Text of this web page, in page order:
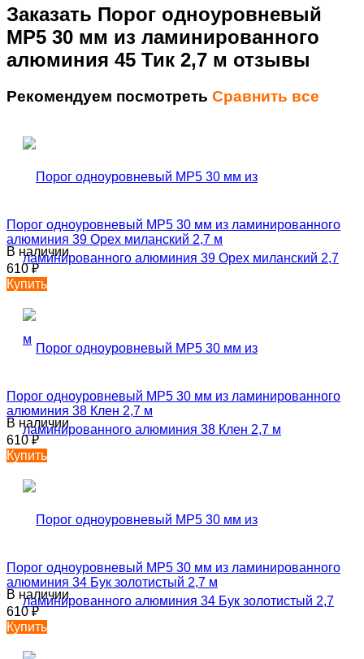
Заказать Порог одноуровневый
MP5 30 мм из ламинированного
алюминия 45 Тик 2,7 м отзывы
Рекомендуем посмотреть Сравнить все
Порог одноуровневый MP5 30 мм из ламинированного
алюминия 39 Орех миланский 2,7 м
В наличии
610₽
Купить
Порог одноуровневый MP5 30 мм из ламинированного
алюминия 38 Клен 2,7 м
В наличии
610₽
Купить
Порог одноуровневый MP5 30 мм из ламинированного
алюминия 34 Бук золотистый 2,7 м
В наличии
610₽
Купить